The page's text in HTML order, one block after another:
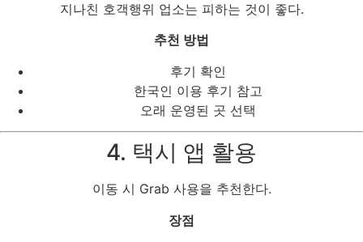
지나친 호객행위 업소는 피하는 것이 좋다.
추천 방법
후기 확인
한국인 이용 후기 참고
오래 운영된 곳 선택
4. 택시 앱 활용
이동 시 Grab 사용을 추천한다.
장점